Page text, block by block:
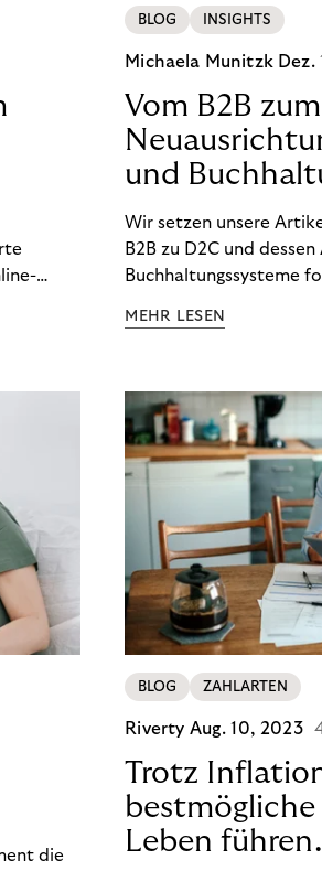
BLOG INSIGHTS
Michaela Munitzk Dez.
Vom B2B
und
Wir setzen unsere
B2B zu D2C und
Buchhaltungssysteme
im D2C-Bereich.
MEHR LESEN
die
BLOG ZAHLARTEN
Riverty Aug. 10, 2023
Trotz
Leben führen.